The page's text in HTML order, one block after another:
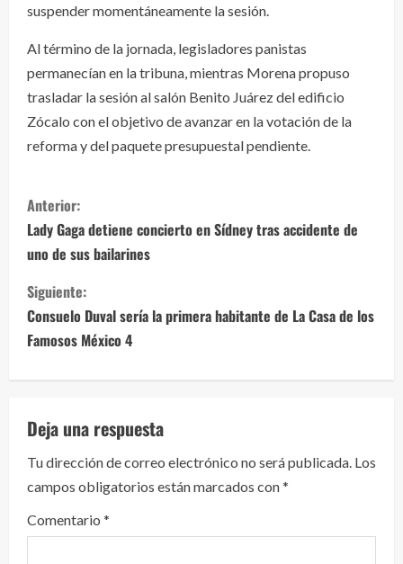
suspender momentáneamente la sesión.
Al término de la jornada, legisladores panistas
permanecían en la tribuna, mientras Morena propuso
trasladar la sesión al salón Benito Juárez del edificio
Zócalo con el objetivo de avanzar en la votación de la
reforma y del paquete presupuestal pendiente.
S
i
g
u
e
l
e
y
e
n
Anterior:
Lady Gaga detiene concierto en Sídney tras accidente de
uno de sus bailarines
Siguiente:
Consuelo Duval sería la primera habitante de La Casa de los
Famosos México 4
Deja una respuesta
Tu dirección de correo electrónico no será publicada. Los
campos obligatorios están marcados con*
Comentario *